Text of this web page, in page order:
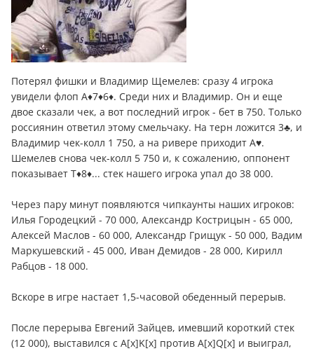
Потерял фишки и Владимир Щемелев: сразу 4 игрока
увидели флоп A♦7♦6♦. Среди них и Владимир. Он и еще
двое сказали чек, а вот последний игрок - бет в 750. Только
россиянин ответил этому смельчаку. На терн ложится 3♣, и
Владимир чек-колл 1 750, а на ривере приходит A♥.
Шемелев снова чек-колл 5 750 и, к сожалению, оппонент
показывает T♦8♦... стек нашего игрока упал до 38 000.
Через пару минут появляются чипкаунты наших игроков:
Илья Городецкий - 70 000, Александр Кострицын - 65 000,
Алексей Маслов - 60 000, Александр Грищук - 50 000, Вадим
Маркушевский - 45 000, Иван Демидов - 28 000, Кирилл
Рабцов - 18 000.
Вскоре в игре настает 1,5-часовой обеденный перерыв.
После перерыва Евгений Зайцев, имевший короткий стек
(12 000), выставился с A[x]K[x] против A[x]Q[x] и выиграл,